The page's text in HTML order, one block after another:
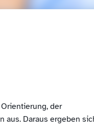
der
aus. Daraus ergeben